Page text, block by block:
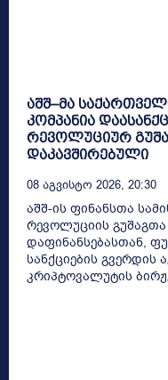
აშშ–მა
კომპანია
რევოლუციურ
დაკავშირებული
08 Აგვისტო 2026, 20:30
აშშ-ის ფინანსთა
რევოლუციის გუშაგთა
დაფინანსებასთან,
სანქციების
კრიპტოვალუტის